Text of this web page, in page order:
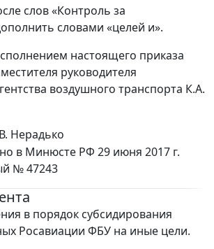
слов «Контроль за
словами «целей и».
настоящего приказа
руководителя
воздушного транспорта К.А.
Нерадько
в Минюсте РФ 29 июня 2017 г.
№ 47243
в порядок субсидирования
Росавиации ФБУ на иные цели.